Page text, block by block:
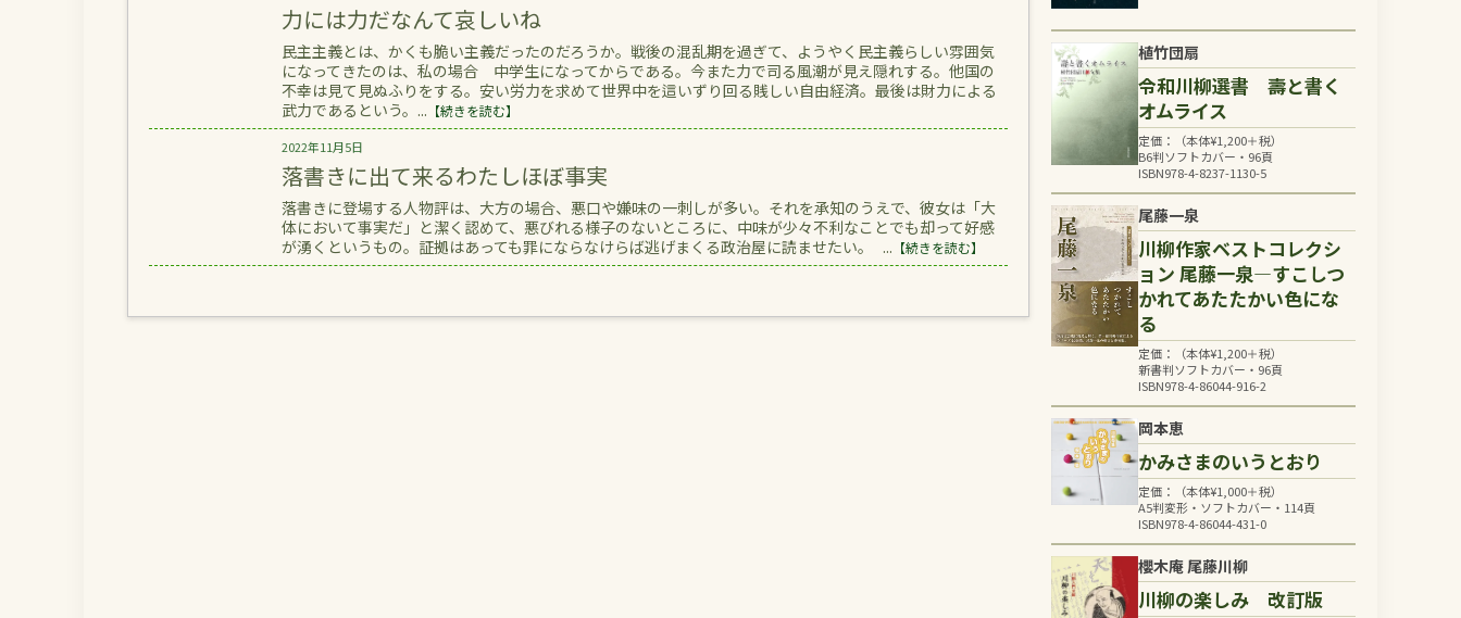
力には力だなんて哀しいね
民主主義とは、かくも脆い主義だったのだろうか。戦後の混乱期を過ぎて、ようやく民主義らしい雰囲気
になってきたのは、私の場合 中学生になってからである。今また力で司る風潮が見え隠れする。他国の
不幸は見て見ぬふりをする。安い労力を求めて世界中を這いずり回る賎しい自由経済。最後は財力による
武力であるという。... 【続きを読む】
2022年11月5日
落書きに出て来るわたしほぼ事実
落書きに登場する人物評は、大方の場合、悪口や嫌味の一刺しが多い。それを承知のうえで、彼女は「大
体において事実だ」と潔く認めて、悪びれる様子のないところに、中味が少々不利なことでも却って好感
が湧くというもの。証拠はあっても罪にならなけらば逃げまくる政治屋に読ませたい。 ... 【続きを読む】
植竹団扇
令和川柳選書 壽と書く
オムライス
定価：（本体¥1,200＋税）
B6判ソフトカバー・96頁
ISBN978-4-8237-1130-5
尾藤一泉
川柳作家ベストコレクシ
ョン 尾藤一泉―すこしつ
かれてあたたかい色にな
る
定価：（本体¥1,200＋税）
新書判ソフトカバー・96頁
ISBN978-4-86044-916-2
岡本恵
かみさまのいうとおり
定価：（本体¥1,000＋税）
A5判変形・ソフトカバー・114頁
ISBN978-4-86044-431-0
櫻木庵 尾藤川柳
川柳の楽しみ 改訂版